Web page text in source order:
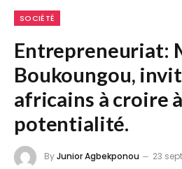
SOCIÉTÉ
Entrepreneuriat:
Boukoungou,
africains à croire
potentialité.
ByJunior Agbekponou
23